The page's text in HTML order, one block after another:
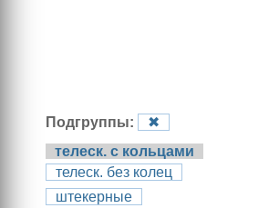
магазине
Подгруппы:
✖
телеск. с кольцами
телеск. без колец
штекерные